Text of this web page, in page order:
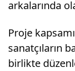
arkalarında
Proje
sanatçıların
birlikte